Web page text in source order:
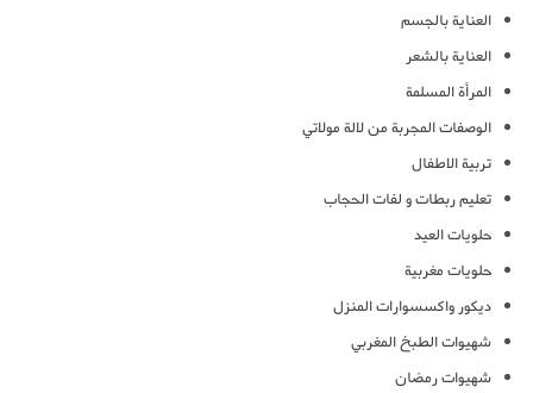
العناية بالجسم
العناية بالشعر
المرأة المسلمة
الوصفات المجربة من لالة مولاتي
تربية الاطفال
تعليم ربطات و لفات الحجاب
حلويات العيد
حلويات مغربية
ديكور واكسسوارات المنزل
شهيوات الطبخ المغربي
شهيوات رمضان